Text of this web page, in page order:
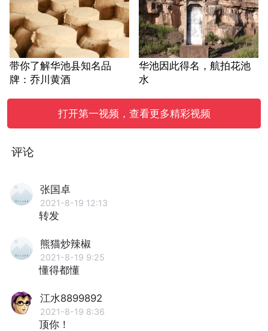
带你了解华池县知名品
牌：乔川黄酒
华池因此得名，航拍花池
水
打开第一视频，查看更多精彩视频
评论
张国卓
2021-8-19 12:13
转发
熊猫炒辣椒
2021-8-19 9:25
懂得都懂
江水8899892
2021-8-19 8:36
顶你！